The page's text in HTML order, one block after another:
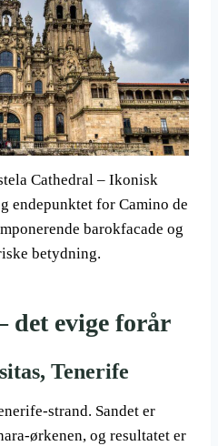
Cathedral – Ikonisk
endepunktet for Camino de
barokfacade og
betydning.
det evige forår
Tenerife
strand. Sandet er
ørkenen, og resultatet er